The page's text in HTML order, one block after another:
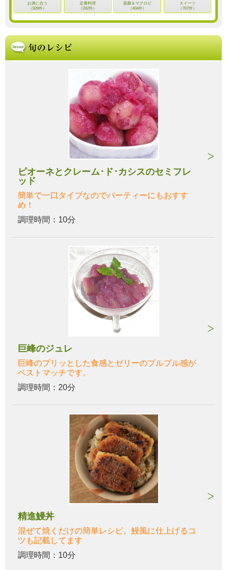
お酒に合う
（929件）
定番料理
（282件）
薬膳＆マクロビ
（404件）
スイーツ
（767件）
ピオーネとクレーム･ド･カシスのセミフレ
ッド
簡単で一口タイプなのでパーティーにもおすす
め！
調理時間：10分
巨峰のジュレ
巨峰のプリッとした食感とゼリーのプルプル感が
ベストマッチです。
調理時間：20分
精進鰻丼
混ぜて焼くだけの簡単レシピ。鰻風に仕上げるコ
ツも記載してます
調理時間：10分